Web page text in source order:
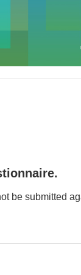
be submitted